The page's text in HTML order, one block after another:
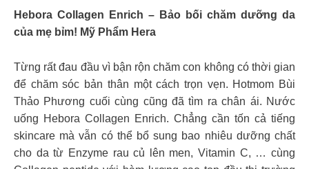
Hebora Collagen Enrich – Bảo bối chăm dưỡng da
của mẹ bỉm! Mỹ Phẩm Hera
Từng rất đau đầu vì bận rộn chăm con không có thời gian
để chăm sóc bản thân một cách trọn vẹn. Hotmom Bùi
Thảo Phương cuối cùng cũng đã tìm ra chân ái. Nước
uống Hebora Collagen Enrich. Chẳng cần tốn cả tiếng
skincare mà vẫn có thể bổ sung bao nhiêu dưỡng chất
cho da từ Enzyme rau củ lên men, Vitamin C, … cùng